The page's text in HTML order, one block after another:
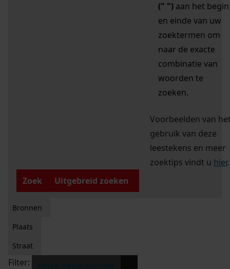
(" ") aan het begin
en einde van uw
zoektermen om
naar de exacte
combinatie van
woorden te
zoeken.
Voorbeelden van
gebruik van deze
leestekens en meer
zoektips vindt u hier.
Zoek
Uitgebreid zoeken
Bronnen
Plaats
Straat
Filter: